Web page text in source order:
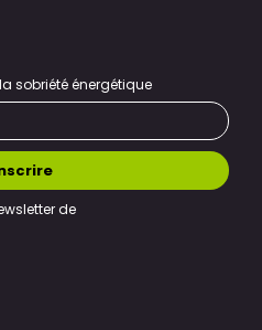
sobriété énergétique
de